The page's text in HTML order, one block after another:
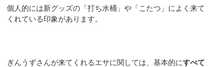
個人的には新グッズの「打ち水桶」や「こたつ」によく来て
くれている印象があります。
ぎんうずさんが来てくれるエサに関しては、基本的にすべて